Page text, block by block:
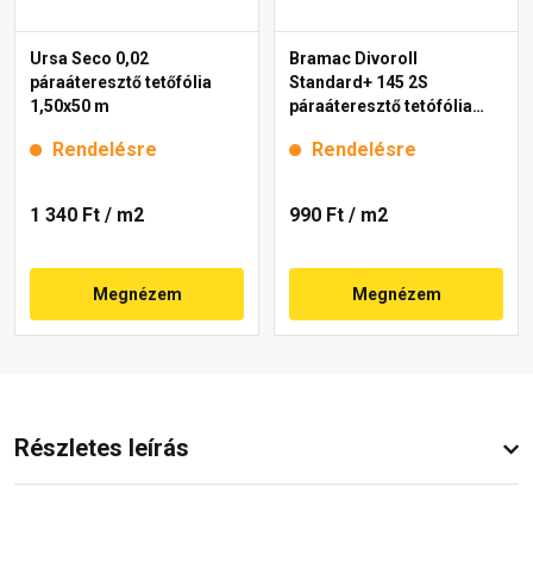
Ursa Seco 0,02
páraáteresztő tetőfólia
1,50x50 m
Rendelésre
1 340 Ft / m2
Megnézem
Bramac Divoroll
Standard+ 145 2S
páraáteresztő tetófólia
Rendelésre
990 Ft / m2
Megnézem
Részletes leírás